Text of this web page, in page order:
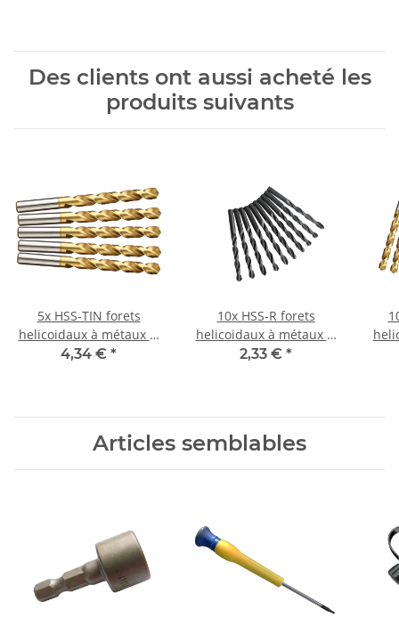
Des clients ont aussi acheté les
produits suivants
5x HSS-TIN forets
helicoidaux à métaux Ø
10,2 mm
4,34 € *
10x HSS-R forets
helicoidaux à métaux Ø
5 mm
2,33 € *
Articles semblables